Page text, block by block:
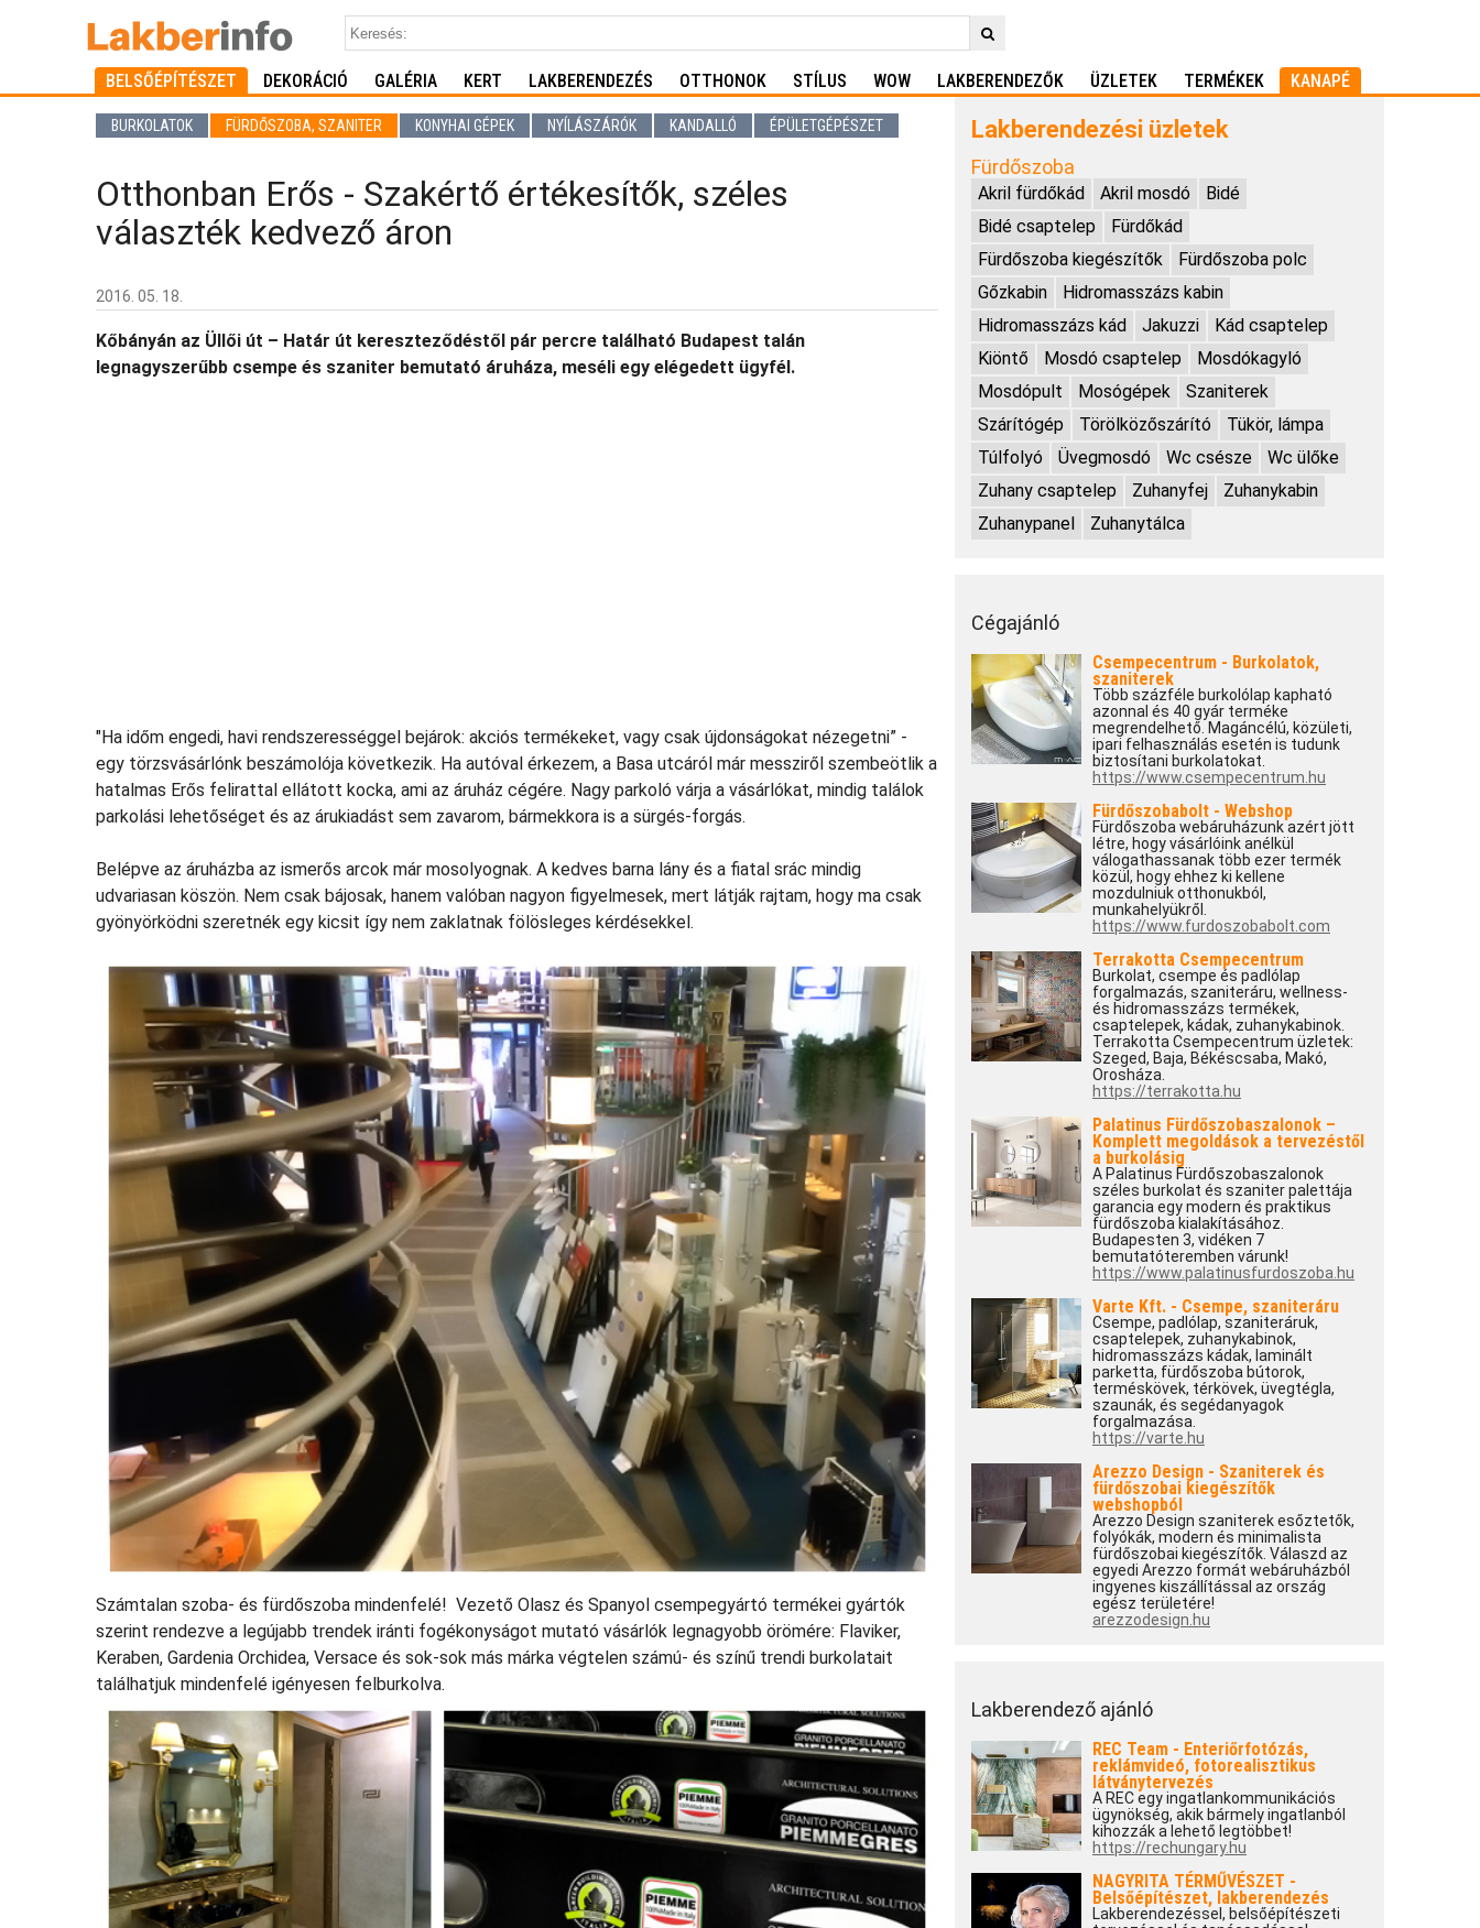
BELSŐÉPÍTÉSZET DEKORÁCIÓ GALÉRIA KERT LAKBERENDEZÉS OTTHONOK STÍLUS WOW LAKBERENDEZŐK ÜZLETEK TERMÉKEK KANAPÉ
BURKOLATOK FÜRDŐSZOBA, SZANITER KONYHAI GÉPEK NYÍLÁSZÁRÓK KANDALLÓ ÉPÜLETGÉPÉSZET
Otthonban Erős - Szakértő értékesítők, széles
választék kedvező áron
2016. 05. 18.
Kőbányán az Üllői út – Határ út kereszteződéstől pár percre található Budapest talán
legnagyszerűbb csempe és szaniter bemutató áruháza, meséli egy elégedett ügyfél.
"Ha időm engedi, havi rendszerességgel bejárok: akciós termékeket, vagy csak újdonságokat nézegetni” -
egy törzsvásárlónk beszámolója következik. Ha autóval érkezem, a Basa utcáról már messziről szembeötlik a
hatalmas Erős felirattal ellátott kocka, ami az áruház cégére. Nagy parkoló várja a vásárlókat, mindig találok
parkolási lehetőséget és az árukiadást sem zavarom, bármekkora is a sürgés-forgás.
Belépve az áruházba az ismerős arcok már mosolyognak. A kedves barna lány és a fiatal srác mindig
udvariasan köszön. Nem csak bájosak, hanem valóban nagyon figyelmesek, mert látják rajtam, hogy ma csak
gyönyörködni szeretnék egy kicsit így nem zaklatnak fölösleges kérdésekkel.
Számtalan szoba- és fürdőszoba mindenfelé! Vezető Olasz és Spanyol csempegyártó termékei gyártók
szerint rendezve a legújabb trendek iránti fogékonyságot mutató vásárlók legnagyobb örömére: Flaviker,
Keraben, Gardenia Orchidea, Versace és sok-sok más márka végtelen számú- és színű trendi burkolatait
találhatjuk mindenfelé igényesen felburkolva.
Lakberendezési üzletek
Fürdőszoba
Akril fürdőkád Akril mosdó
Bidé
Bidé csaptelep
Fürdőkád
Fürdőszoba kiegészítők
Fürdőszoba polc
Gőzkabin
Hidromasszázs kabin
Hidromasszázs kád
Jakuzzi
Kád csaptelep
Kiöntő
Mosdó csaptelep
Mosdókagyló
Mosdópult
Mosógépek
Szaniterek
Szárítógép
Törölközőszárító
Tükör, lámpa
Túlfolyó
Üvegmosdó Wc csésze
Wc ülőke
Zuhany csaptelep
Zuhanyfej
Zuhanykabin
Zuhanypanel
Zuhanytálca
Cégajánló
Csempecentrum - Burkolatok,
szaniterek
Több százféle burkolólap kapható
azonnal és 40 gyár terméke
megrendelhető. Magáncélú, közületi,
ipari felhasználás esetén is tudunk
biztosítani burkolatokat.
https://www.csempecentrum.hu
Fürdőszobabolt - Webshop
Fürdőszoba webáruházunk azért jött
létre, hogy vásárlóink anélkül
válogathassanak több ezer termék
közül, hogy ehhez ki kellene
mozdulniuk otthonukból,
munkahelyükről.
https://www.furdoszobabolt.com
Terrakotta Csempecentrum
Burkolat, csempe és padlólap
forgalmazás, szaniteráru, wellness-
és hidromasszázs termékek,
csaptelepek, kádak, zuhanykabinok.
Terrakotta Csempecentrum üzletek:
Szeged, Baja, Békéscsaba, Makó,
Orosháza.
https://terrakotta.hu
Palatinus Fürdőszobaszalonok –
Komplett megoldások a tervezéstől
a burkolásig
A Palatinus Fürdőszobaszalonok
széles burkolat és szaniter palettája
garancia egy modern és praktikus
fürdőszoba kialakításához.
Budapesten 3, vidéken 7
bemutatóteremben várunk!
https://www.palatinusfurdoszoba.hu
Varte Kft. - Csempe, szaniteráru
Csempe, padlólap, szaniteráruk,
csaptelepek, zuhanykabinok,
hidromasszázs kádak, laminált
parketta, fürdőszoba bútorok,
terméskövek, térkövek, üvegtégla,
szaunák, és segédanyagok
forgalmazása.
https://varte.hu
Arezzo Design - Szaniterek és
fürdőszobai kiegészítők
webshopból
Arezzo Design szaniterek esőztetők,
folyókák, modern és minimalista
fürdőszobai kiegészítők. Válaszd az
egyedi Arezzo formát webáruházból
ingyenes kiszállítással az ország
egész területére!
arezzodesign.hu
Lakberendező ajánló
REC Team - Enteriőrfotózás,
reklámvideó, fotorealisztikus
látványtervezés
A REC egy ingatlankommunikációs
ügynökség, akik bármely ingatlanból
kihozzák a lehető legtöbbet!
https://rechungary.hu
NAGYRITA TÉRMŰVÉSZET -
Belsőépítészet, lakberendezés
Lakberendezéssel, belsőépítészeti